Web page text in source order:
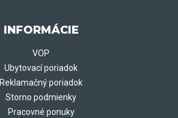
INFORMÁCIE
VOP
Ubytovací poriadok
Reklamačný poriadok
Storno podmienky
Pracovné ponuky